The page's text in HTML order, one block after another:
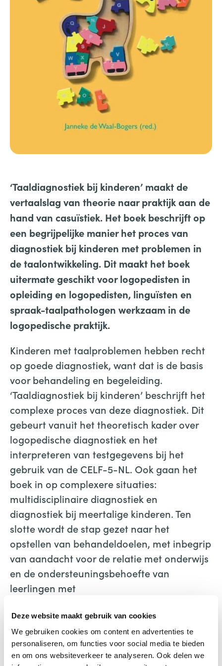
Deze website maakt gebruik van cookies
We gebruiken cookies om content en advertenties te
personaliseren, om functies voor social media te bieden
en om ons websiteverkeer te analyseren. Ook delen we
‘Taaldiagnostiek bij kinderen’ maakt de
vertaalslag van theorie naar praktijk aan de
hand van casuïstiek. Het boek beschrijft op
een begrijpelijke manier het proces van
diagnostiek bij kinderen met problemen in
de taalontwikkeling. Dit maakt het boek
uitermate geschikt voor logopedisten in
opleiding en logopedisten, linguïsten en
spraak-taalpathologen werkzaam in de
logopedische praktijk.
Kinderen met taalproblemen hebben recht
op goede diagnostiek, want dat is de basis
voor behandeling en begeleiding.
‘Taaldiagnostiek bij kinderen’ beschrijft het
complexe proces van deze diagnostiek. Dit
gebeurt vanuit het theoretisch kader over
logopedische diagnostiek en het
interpreteren van testgegevens bij het
gebruik van de CELF-5-NL. Ook gaan het
boek in op complexere situaties:
multidisciplinaire diagnostiek en
diagnostiek bij meertalige kinderen. Ten
slotte wordt de stap gezet naar het
opstellen van behandeldoelen, met inbegrip
van aandacht voor de relatie met onderwijs
en de ondersteuningsbehoefte van
leerlingen met
Taaldiagnostiek bij kinderen
Janneke de Waal-Bogers
Uitgeverij Pearson Benelux B.V